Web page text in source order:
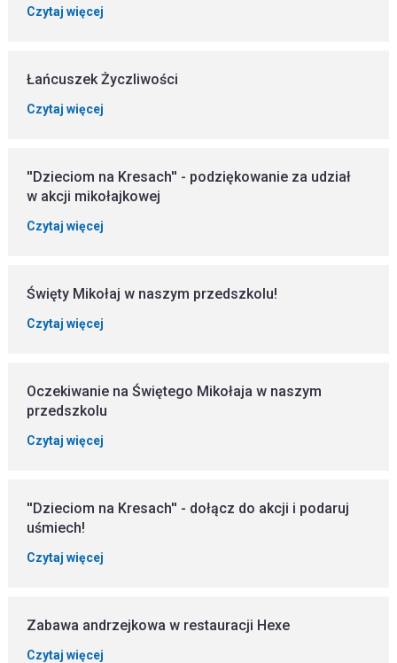
Czytaj więcej
Łańcuszek Życzliwości
Czytaj więcej
''Dzieciom na Kresach'' - podziękowanie za udział
w akcji mikołajkowej
Czytaj więcej
Święty Mikołaj w naszym przedszkolu!
Czytaj więcej
Oczekiwanie na Świętego Mikołaja w naszym
przedszkolu
Czytaj więcej
''Dzieciom na Kresach'' - dołącz do akcji i podaruj
uśmiech!
Czytaj więcej
Zabawa andrzejkowa w restauracji Hexe
Czytaj więcej